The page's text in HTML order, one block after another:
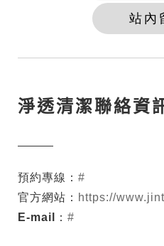
站內
淨透清潔聯絡資
預約專線： #
官方網站： https://
E-mail： #